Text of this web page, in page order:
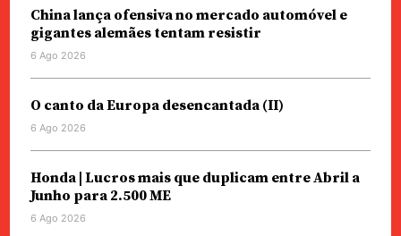
China lança ofensiva no mercado automóvel e
gigantes alemães tentam resistir
6 Ago 2026
O canto da Europa desencantada (II)
6 Ago 2026
Honda | Lucros mais que duplicam entre Abril a
Junho para 2.500 ME
6 Ago 2026